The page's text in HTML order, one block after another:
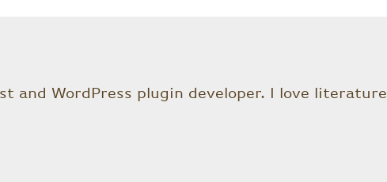
and WordPress plugin developer. I love literature